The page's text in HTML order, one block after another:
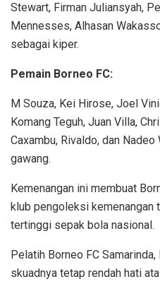
Stewart, Firman Juliansyah,
Mennesses, Alhasan
sebagai kiper.
Pemain Borneo FC:
M Souza, Kei Hirose, Joel
Komang Teguh, Juan Villa,
Caxambu, Rivaldo, dan
gawang.
Kemenangan ini membuat
klub pengoleksi kemenangan
tertinggi sepak bola nasional.
Pelatih Borneo FC
skuadnya tetap rendah hati